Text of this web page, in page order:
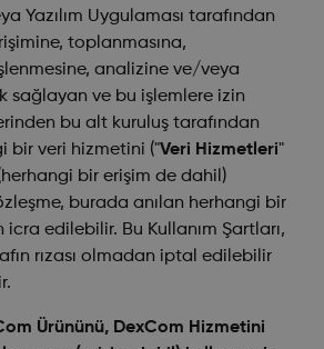
Yazılım Uygulaması tarafından
toplanmasına,
analizine ve/veya
sağlayan ve bu işlemlere izin
bu alt kuruluş tarafından
bir veri hizmetini ("Veri Hizmetleri"
bir erişim de dahil)
burada anılan herhangi bir
edilebilir. Bu Kullanım Şartları,
rızası olmadan iptal edilebilir
Ürününü, DexCom Hizmetini